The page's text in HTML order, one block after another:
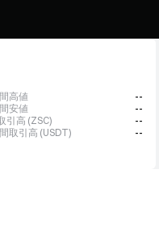
高値
--
安値
--
引高 (ZSC)
--
取引高 (USDT)
--